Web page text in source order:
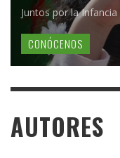
Juntos por la Infancia
CONÓCENOS
AUTORES